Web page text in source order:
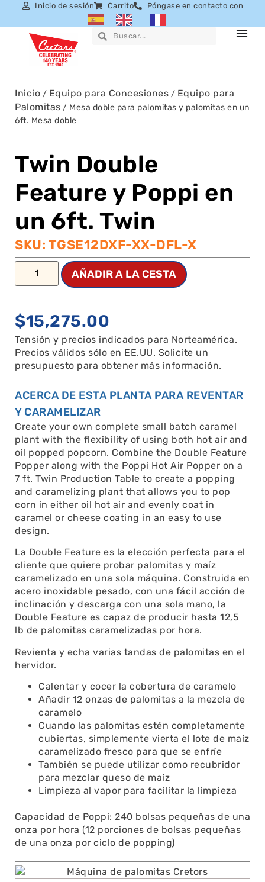
Inicio de sesión Carrito Póngase en contacto con
Inicio / Equipo para Concesiones / Equipo para
Palomitas / Mesa doble para palomitas y palomitas en un
6ft. Mesa doble
Twin Double
Feature y Poppi en
un 6ft. Twin
SKU: TGSE12DXF-XX-DFL-X
AÑADIR A LA CESTA
$15,275.00
Tensión y precios indicados para Norteamérica.
Precios válidos sólo en EE.UU. Solicite un
presupuesto para obtener más información.
ACERCA DE ESTA PLANTA PARA REVENTAR
Y CARAMELIZAR
Create your own complete small batch caramel
plant with the flexibility of using both hot air and
oil popped popcorn. Combine the Double Feature
Popper along with the Poppi Hot Air Popper on a
7 ft. Twin Production Table to create a popping
and caramelizing plant that allows you to pop
corn in either oil hot air and evenly coat in
caramel or cheese coating in an easy to use
design.
La Double Feature es la elección perfecta para el
cliente que quiere probar palomitas y maíz
caramelizado en una sola máquina. Construida en
acero inoxidable pesado, con una fácil acción de
inclinación y descarga con una sola mano, la
Double Feature es capaz de producir hasta 12,5
lb de palomitas caramelizadas por hora.
Revienta y echa varias tandas de palomitas en el
hervidor.
Calentar y cocer la cobertura de caramelo
Añadir 12 onzas de palomitas a la mezcla de
caramelo
Cuando las palomitas estén completamente
cubiertas, simplemente vierta el lote de maíz
caramelizado fresco para que se enfríe
También se puede utilizar como recubridor
para mezclar queso de maíz
Limpieza al vapor para facilitar la limpieza
Capacidad de Poppi: 240 bolsas pequeñas de una
onza por hora (12 porciones de bolsas pequeñas
de una onza por ciclo de popping)